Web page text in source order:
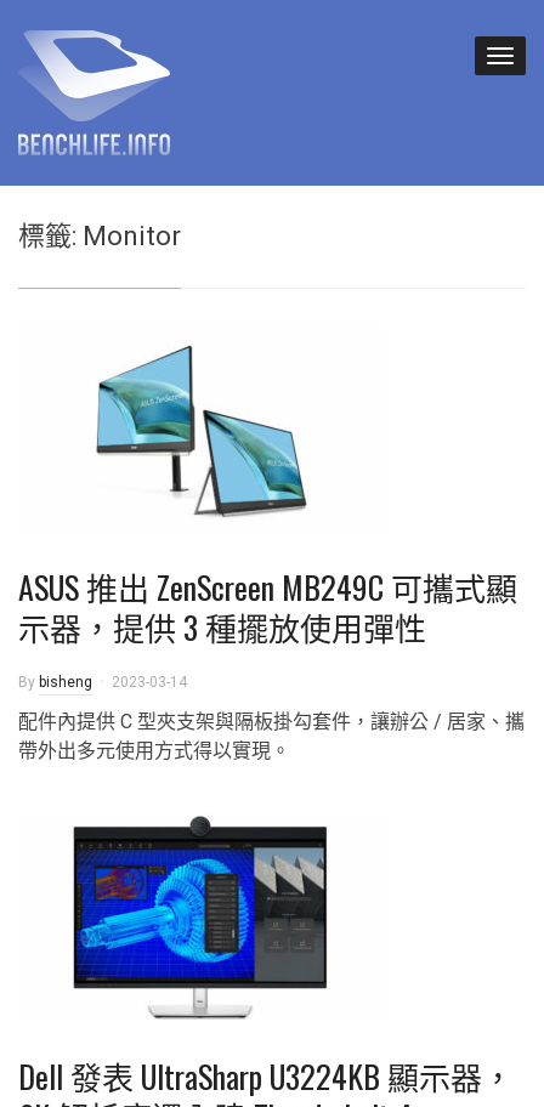
標籤: Monitor
ASUS 推出 ZenScreen MB249C 可攜式顯
示器，提供 3 種擺放使用彈性
By bisheng 2023-03-14
配件內提供 C 型夾支架與隔板掛勾套件，讓辦公 / 居家、攜
帶外出多元使用方式得以實現。
Dell 發表 UltraSharp U3224KB 顯示器，